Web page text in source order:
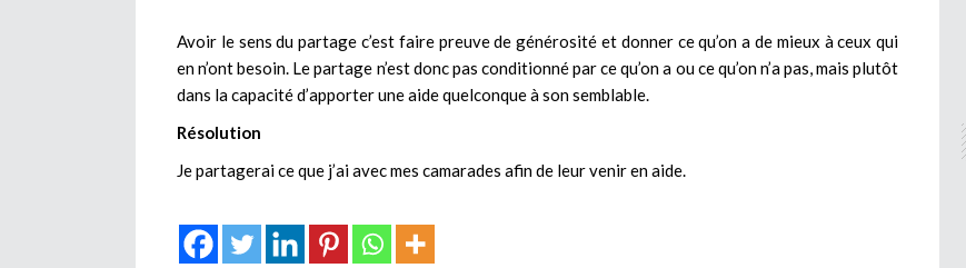
Avoir le sens du partage c’est faire preuve de générosité et donner ce qu’on a de mieux à ceux qui
en n’ont besoin. Le partage n’est donc pas conditionné par ce qu’on a ou ce qu’on n’a pas, mais plutôt
dans la capacité d’apporter une aide quelconque à son semblable.
Résolution
Je partagerai ce que j’ai avec mes camarades afin de leur venir en aide.